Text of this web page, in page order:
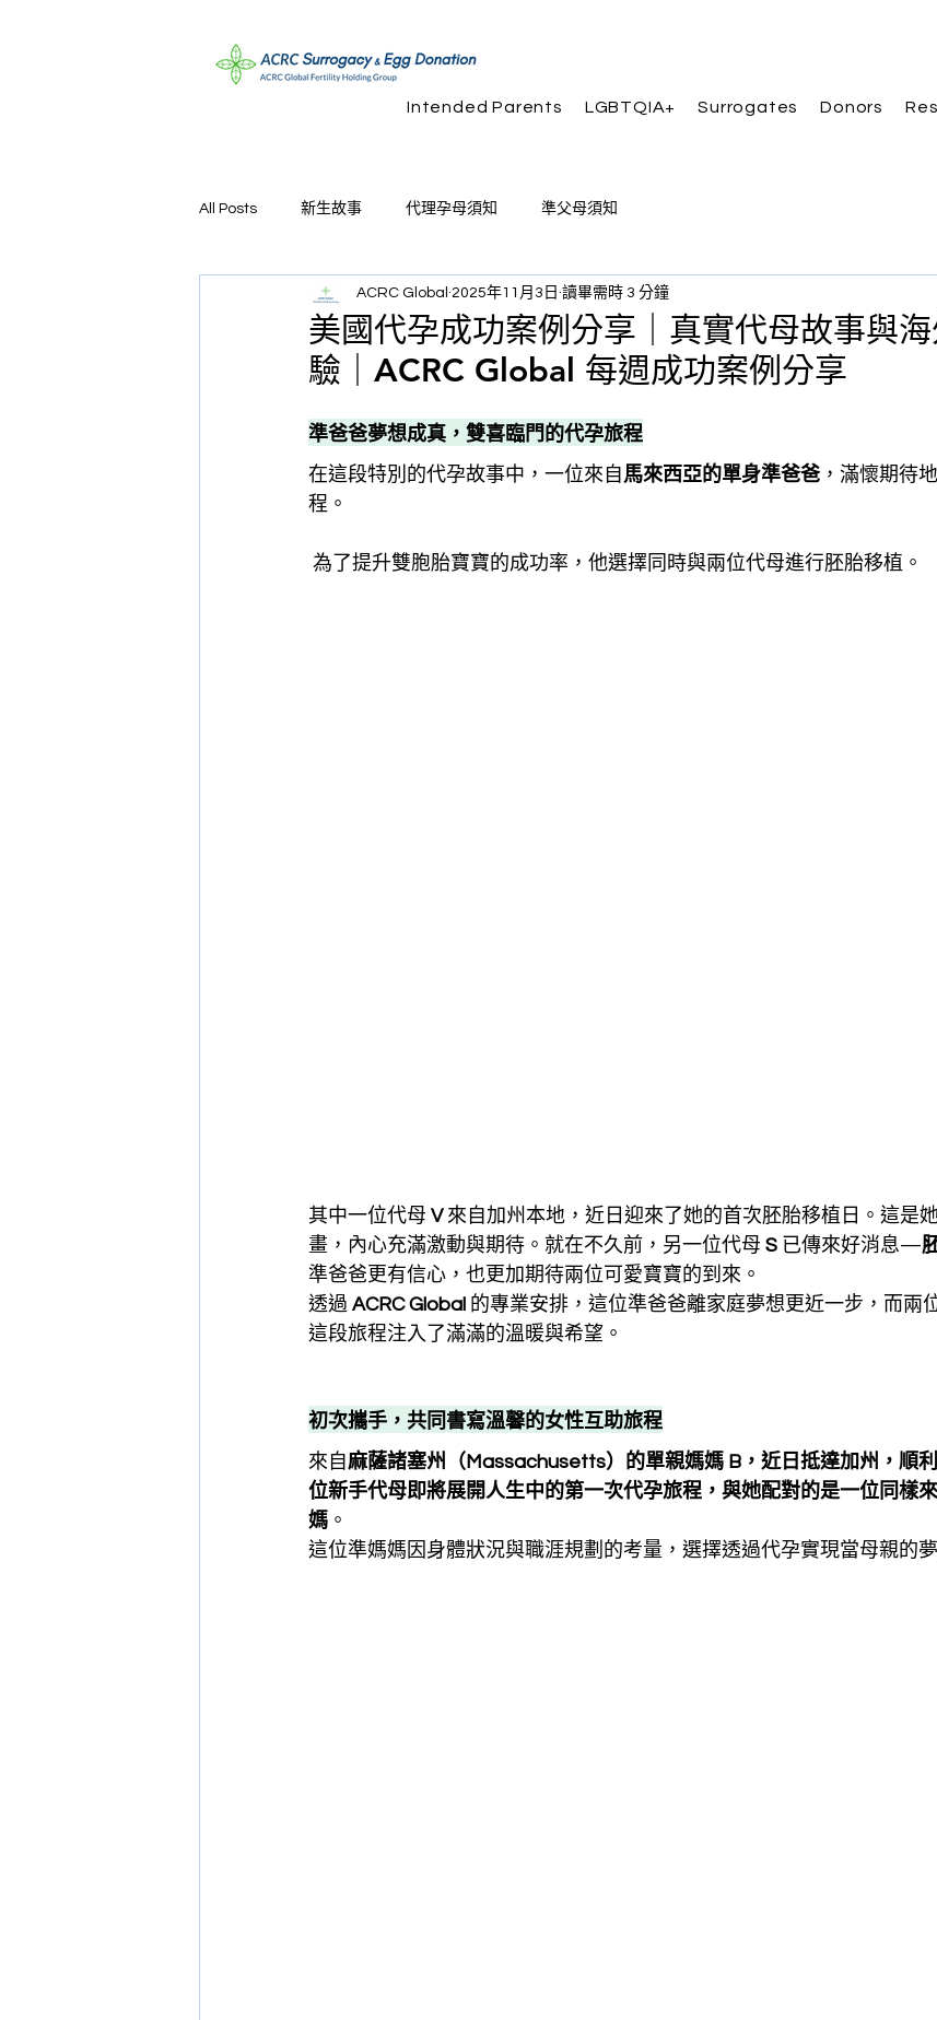
Intended Parents LGBTQIA+ Surrogates Donors
All Posts 新生故事 代理孕母須知 準父母須知
美國代孕成功案例分享｜真實代母故事與
驗｜ACRC Global 每週成功案例分享
ACRC Global 2025年11月3日 讀畢需時 3 分鐘
準爸爸夢想成真，雙喜臨門的代孕旅程
在這段特別的代孕故事中，一位來自 馬來西亞的單身準爸爸，滿懷期待
程。
為了提升雙胞胎寶寶的成功率，他選擇同時與兩位代母進行胚胎移植。
其中一位代母 V 來自加州本地，近日迎來了她的首次胚胎移植日。這是
畫，內心充滿激動與期待。就在不久前，另一位代母 S 已傳來好消息—
準爸爸更有信心，也更加期待兩位可愛寶寶的到來。
透過 ACRC Global 的專業安排，這位準爸爸離家庭夢想更近一步，而兩
這段旅程注入了滿滿的溫暖與希望。
初次攜手，共同書寫溫馨的女性互助旅程
來自 麻薩諸塞州（Massachusetts）的單親媽媽 B，近日抵達加州，順
位新手代母即將展開人生中的第一次代孕旅程，與她配對的是一位同樣
媽 。
這位準媽媽因身體狀況與職涯規劃的考量，選擇透過代孕實現當母親的